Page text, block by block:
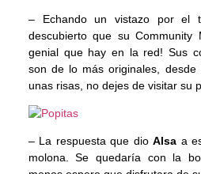
– Echando un vistazo por el
descubierto que su Community
genial que hay en la red! Sus
son de lo más originales,
unas risas, no dejes de visitar su
– La respuesta que dioAlsa a
molona. Se quedaría con la